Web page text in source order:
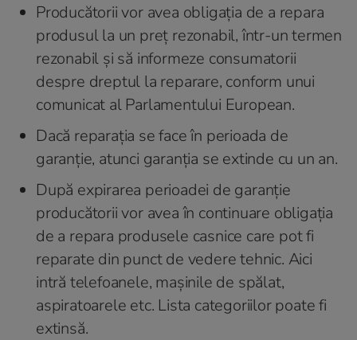
Producătorii vor avea obligația de a repara
produsul la un preț rezonabil, într-un termen
rezonabil și să informeze consumatorii
despre dreptul la reparare, conform unui
comunicat al Parlamentului European.
Dacă reparația se face în perioada de
garanție, atunci garanția se extinde cu un an.
După expirarea perioadei de garanție
producătorii vor avea în continuare obligația
de a repara produsele casnice care pot fi
reparate din punct de vedere tehnic. Aici
intră telefoanele, mașinile de spălat,
aspiratoarele etc. Lista categoriilor poate fi
extinsă.